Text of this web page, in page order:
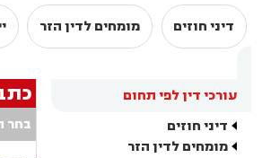
דיני חוזים מומחים לדין הזר
עורכי דין לפי תחום
דיני חוזים
מומחים לדין הזר
בחר